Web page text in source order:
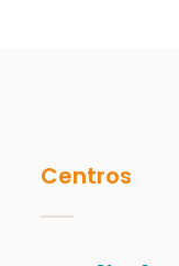
Centros